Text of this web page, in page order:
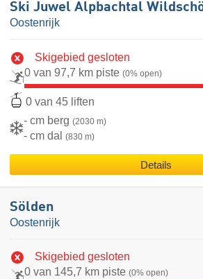
Ski Juwel Alpbachtal
Oostenrijk
Skigebied gesloten
0 van 97,7 km piste (0% open)
0 van 45 liften
- cm berg (2030 m)
- cm dal (830 m)
Details
Sölden
Oostenrijk
Skigebied gesloten
0 van 145,7 km piste (0% open)